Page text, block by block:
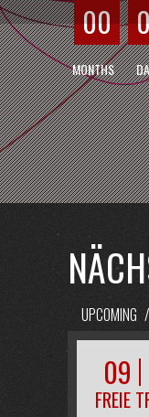
00
MONTHS
UPCOMING /
09
FREIE